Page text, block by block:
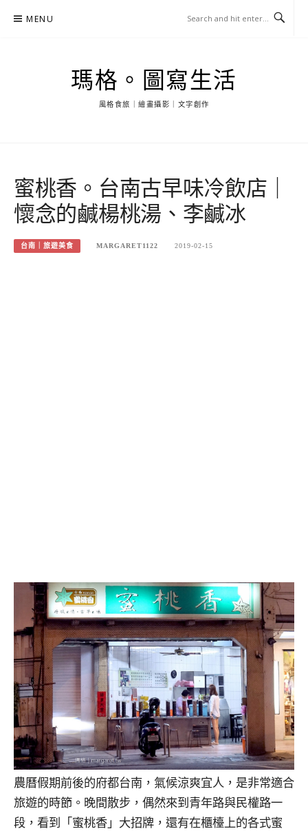
MENU
瑪格。圖寫生活
風格食旅｜繪畫攝影｜文字創作
蜜桃香。台南古早味冷飲店｜
懷念的鹹楊桃湯、李鹹冰
台南｜旅遊美食 MARGARET1122 2019-02-15
農曆假期前後的府都台南，氣候涼爽宜人，是非常適合
旅遊的時節。晚間散步，偶然來到青年路與民權路一
段，看到「蜜桃香」大招牌，還有在櫃檯上的各式蜜